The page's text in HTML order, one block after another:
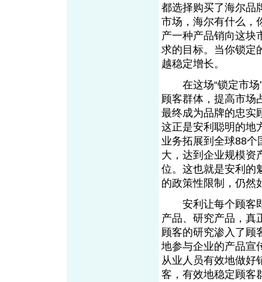
都选择购买了海尔品
市场，海尔有什么，
产一种产品销向这块
求的目标。当你锁定
越稳定增长。
在这场“锁定市场”
顾客群体，提高市场
最终成为品牌的忠实
这正是安利聪明的地
业务拓展到全球88个
大，达到企业规模资
位。这也就是安利的
的政策性限制，仍然
安利让每个顾客即
产品、研究产品，真
顾客的研究渗入了顾
地参与企业的产品宣
从业人员有效地做好
客，有效地稳定顾客